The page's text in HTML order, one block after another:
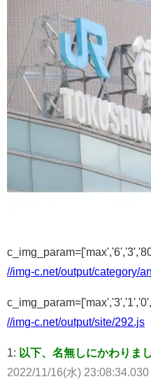
//img-c.net/output/category/
//img-c.net/output/site/292.js
1: 以下、名無しにかわりま
2022/11/16(水) 23:08:34.030